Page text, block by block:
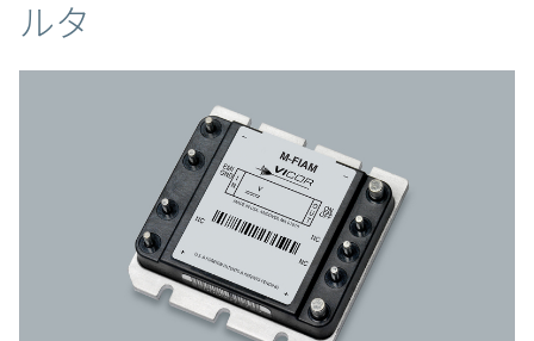
ルタ